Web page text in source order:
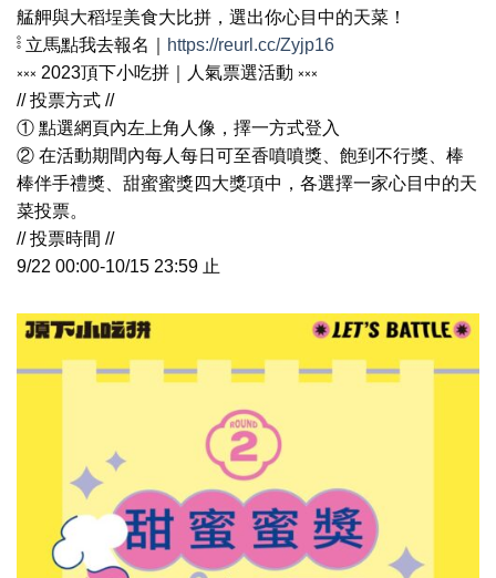
艋舺與大稻埕美食大比拼，選出你心目中的天菜！
𓏬 立馬點我去報名｜
https://reurl.cc/Zyjp16
༝༝༝ 2023頂下小吃拼｜人氣票選活動 ༝༝༝
// 投票方式 //
① 點選網頁內左上角人像，擇一方式登入
② 在活動期間內每人每日可至香噴噴獎、飽到不行獎、棒
棒伴手禮獎、甜蜜蜜獎四大獎項中，各選擇一家心目中的天
菜投票。
// 投票時間 //
9/22 00:00-10/15 23:59 止